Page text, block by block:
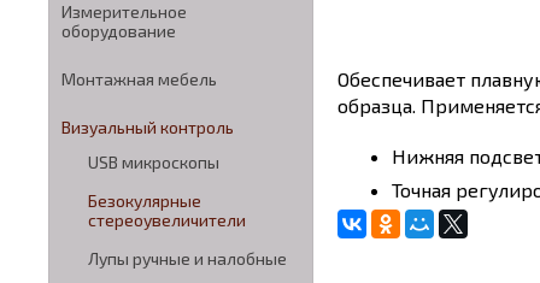
Измерительное
оборудование
Монтажная мебель
Визуальный контроль
USB микроскопы
Безокулярные
стереоувеличители
Лупы ручные и налобные
Обеспечивает
образца.
Нижняя
Точная